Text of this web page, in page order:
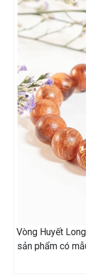
Vòng Huyết
sản phẩm có